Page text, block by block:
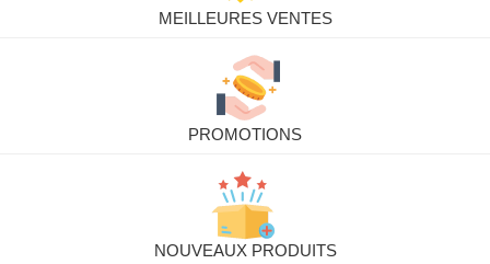
MEILLEURES VENTES
PROMOTIONS
NOUVEAUX PRODUITS